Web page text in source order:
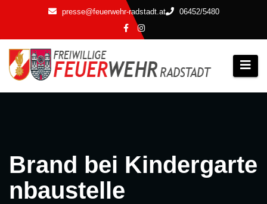
springen
presse@feuerwehr-radstadt.at 06452/5480
Brand bei Kindergarte
nbaustelle